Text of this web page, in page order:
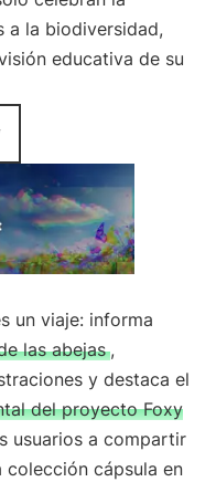
a la biodiversidad,
educativa de su
un viaje: informa
las abejas ,
y destaca el
del proyecto Foxy
usuarios a compartir
cápsula en